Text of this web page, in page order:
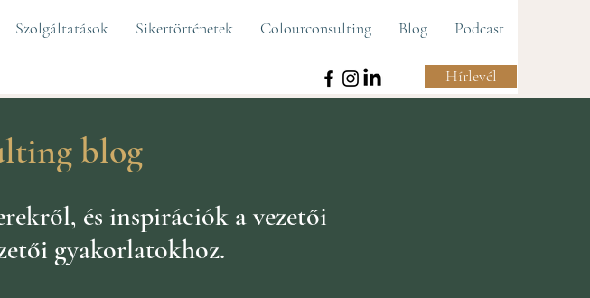
Szolgáltatások Sikertörténetek Colourconsulting Blog Podcast
Hírlevél
blog
és inspirációk a vezetői
gyakorlatokhoz.